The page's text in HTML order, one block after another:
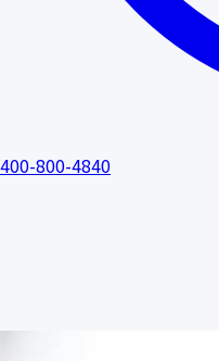
400-800-4840